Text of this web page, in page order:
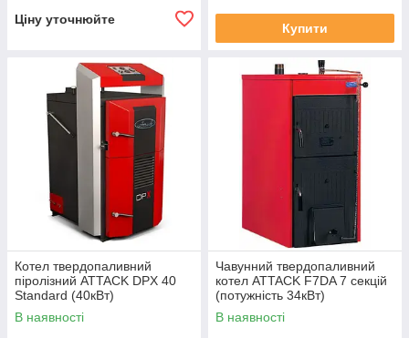
Ціну уточнюйте
Купити
Котел твердопаливний
піролізний ATTACK DPX 40
Standard (40кВт)
В наявності
Чавунний твердопаливний
котел ATTACK F7DA 7 секцій
(потужність 34кВт)
В наявності